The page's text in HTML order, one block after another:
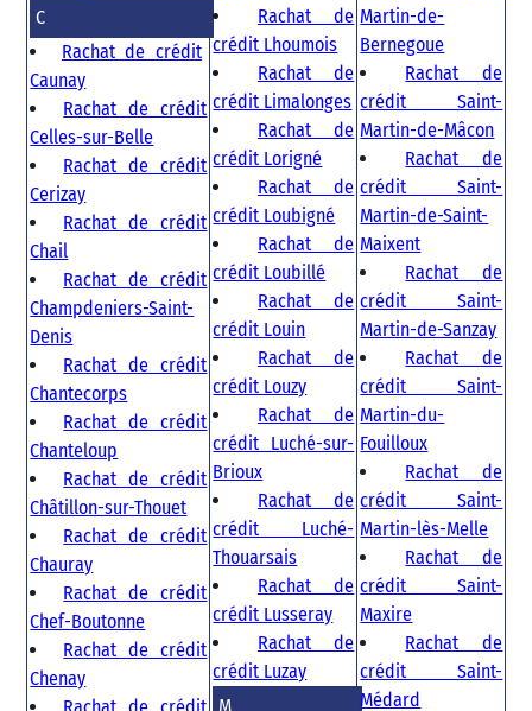
C
Rachat de crédit
Caunay
Rachat de crédit
Celles-sur-Belle
Rachat de crédit
Cerizay
Rachat de crédit
Chail
Rachat de crédit
Champdeniers-Saint-
Denis
Rachat de crédit
Chantecorps
Rachat de crédit
Chanteloup
Rachat de crédit
Châtillon-sur-Thouet
Rachat de crédit
Chauray
Rachat de crédit
Chef-Boutonne
Rachat de crédit
Chenay
Rachat de crédit
Rachat de
crédit Lhoumois
Rachat de
crédit Limalonges
Rachat de
crédit Lorigné
Rachat de
crédit Loubigné
Rachat de
crédit Loubillé
Rachat de
crédit Louin
Rachat de
crédit Louzy
Rachat de
crédit Luché-sur-
Brioux
Rachat de
crédit Luché-
Thouarsais
Rachat de
crédit Lusseray
Rachat de
crédit Luzay
M
Martin-de-
Bernegoue
Rachat de
crédit Saint-
Martin-de-Mâcon
Rachat de
crédit Saint-
Martin-de-Saint-
Maixent
Rachat de
crédit Saint-
Martin-de-Sanzay
Rachat de
crédit Saint-
Martin-du-
Fouilloux
Rachat de
crédit Saint-
Martin-lès-Melle
Rachat de
crédit Saint-
Maxire
Rachat de
crédit Saint-
Médard